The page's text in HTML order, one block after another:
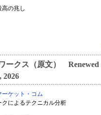
の兆し
ークス（原文） Renewed
ケット・コム
クによるテクニカル分析